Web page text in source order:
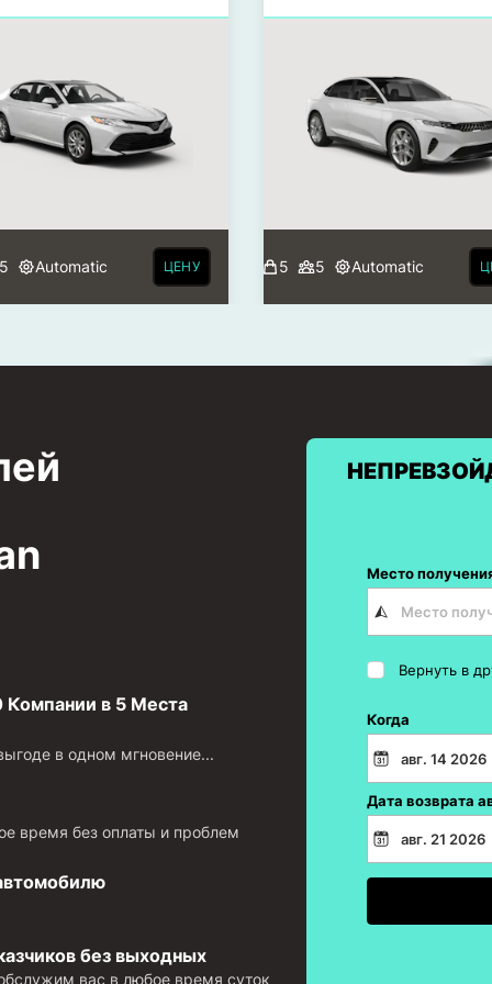
5 Automatic ЦЕНУ 5 5 Automatic
Компании в 5 Места
в одном мгновение...
время без оплаты и проблем
без выходных
вас в любое время суток
Место
Вернуть в
Когда
Дата возврата